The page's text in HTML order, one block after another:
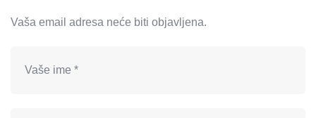
Vaša email adresa neće biti objavljena.